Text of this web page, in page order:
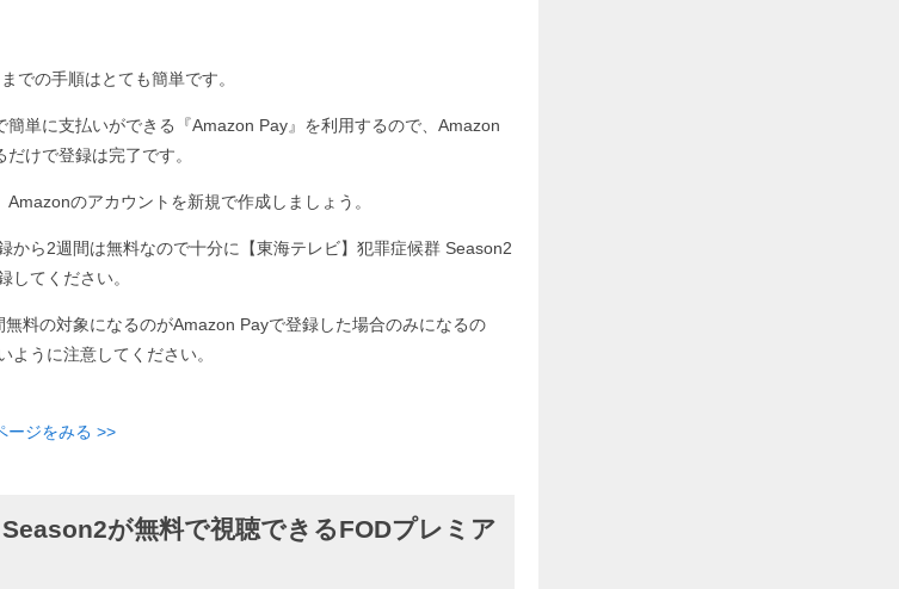
での手順はとても簡単です。
単に支払いができる『Amazon Pay』を利用するので、Amazon
けで登録は完了です。
のアカウントを新規で作成しましょう。
から2週間は無料なので十分に【東海テレビ】犯罪症候群 Season2
してください。
料の対象になるのがAmazon Payで登録した場合のみになるの
ように注意してください。
ージをみる >>
Season2が無料で視聴できるFODプレミア